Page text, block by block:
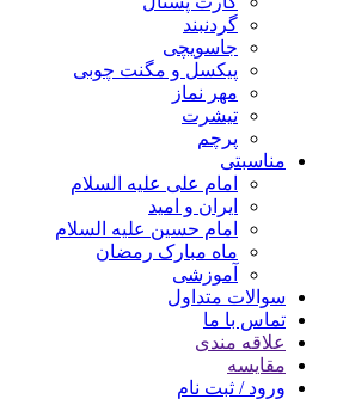
گردنبند
جاسویچی
پیکسل و مگنت چوبی
مهر نماز
تیشرت
پرچم
مناسبتی
امام علی علیه السلام
ایران و امید
امام حسین علیه السلام
ماه مبارک رمضان
آموزشی
سوالات متداول
تماس با ما
علاقه مندی
مقایسه
ورود / ثبت نام